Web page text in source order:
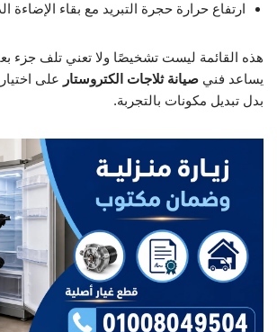
ارتفاع حرارة حجرة التبريد مع بقاء الإضاءة
هذه القائمة ليست تشخيصًا ولا تعني تلف جزء
يساعد فني صيانة ثلاجات الكتروستار على
بدل تبديل مكونات بالتجربة.